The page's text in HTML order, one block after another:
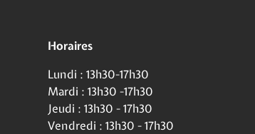
Horaires
Lundi : 13h30-17h30
Mardi : 13h30 -17h30
Jeudi : 13h30 - 17h30
Vendredi : 13h30 - 17h30